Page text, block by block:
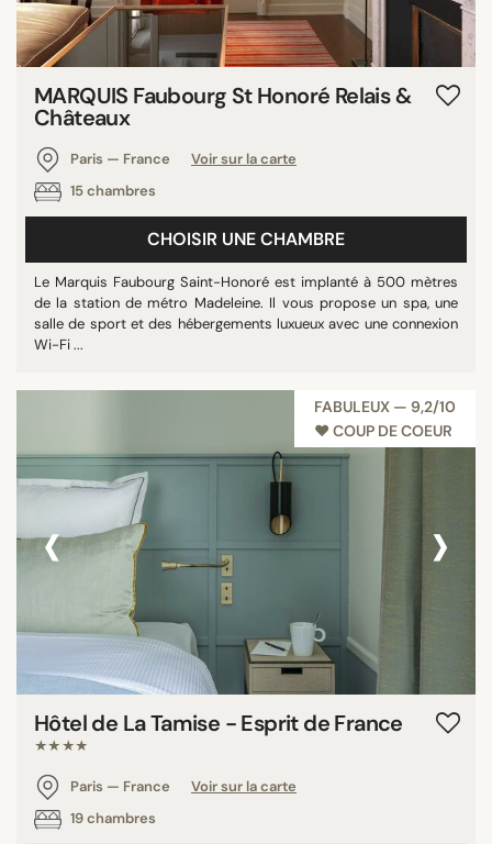
MARQUIS Faubourg St Honoré Relais &
Châteaux
Paris — France
Voir sur la carte
15 chambres
CHOISIR UNE CHAMBRE
Le Marquis Faubourg Saint-Honoré est implanté à 500 mètres
de la station de métro Madeleine. Il vous propose un spa, une
salle de sport et des hébergements luxueux avec une connexion
Wi-Fi ...
FABULEUX — 9,2/10
♥︎ COUP DE COEUR
‹ ›
Hôtel de La Tamise - Esprit de France
★★★★
Paris — France
Voir sur la carte
19 chambres